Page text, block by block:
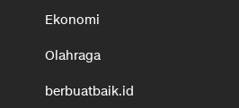
Ekonomi
Olahraga
berbuatbaik.id